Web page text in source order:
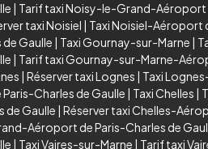
Tarif taxi Noisy-le-Grand-Aéroport
taxi Noisiel Taxi Noisiel-Aéroport
Gaulle
Taxi Gournay-sur-Marne
Tarif taxi Gournay-sur-Marne-
Réserver taxi Lognes Taxi
Charles de Gaulle
Taxi Chelles
de Gaulle Réserver taxi Chelles-
Aéroport de Paris-Charles de
Taxi Vaires-sur-Marne Tarif taxi